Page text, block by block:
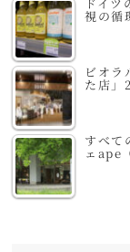
視の循
ビオラ
た店」
すべて
ェape